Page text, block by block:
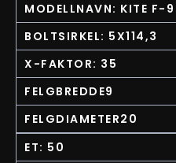
MODELLNAVN: KITE F-9
BOLTSIRKEL: 5X114,3
X-FAKTOR: 35
FELGBREDDE9
FELGDIAMETER20
ET: 50